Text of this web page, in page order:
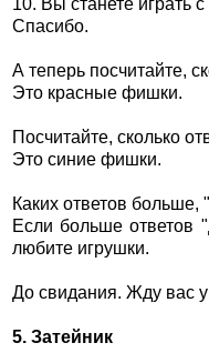
10. Вы станете играть
Спасибо.
А теперь посчитайте,
Это красные фишки.
Посчитайте, сколько
Это синие фишки.
Каких ответов больше,
Если больше ответов
любите игрушки.
До свидания. Жду вас
5. Затейник